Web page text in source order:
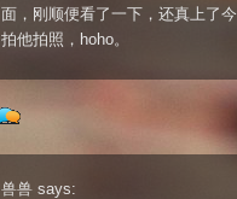
面，刚顺便看了一下，还真上了
拍他拍照，hoho。
兽兽 says: